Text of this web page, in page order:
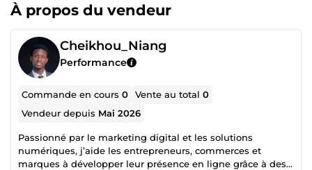
À propos du vendeur
Cheikhou_Niang
Performance
Commande en cours0 Vente au total0
Vendeur depuis Mai 2026
Passionné par le marketing digital et les solutions
numériques, j’aide les entrepreneurs, commerces et
marques à développer leur présence en ligne grâce à des